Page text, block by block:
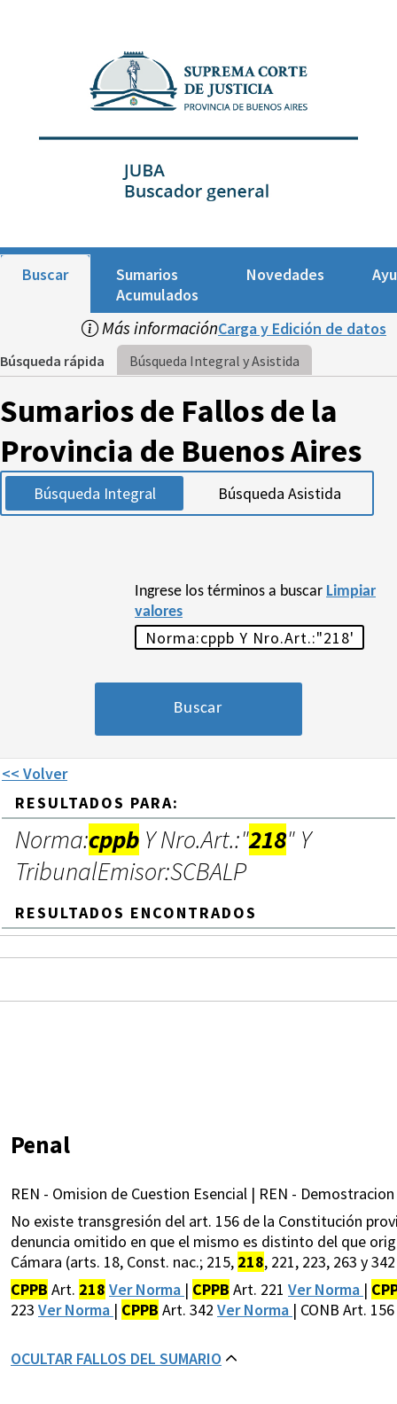
Buscar
Sumarios
Acumulados
Novedades
Más informaciónCarga y Edición de datos
Búsqueda rápida Búsqueda Integral y Asistida
Sumarios de Fallos de la
Provincia de Buenos Aires
Búsqueda Integral Búsqueda Asistida
Ingrese los términos a buscar Limpiar
valores
<< Volver
RESULTADOS PARA:
Norma:cppb Y Nro.Art.:"218" Y
TribunalEmisor:SCBALP
RESULTADOS ENCONTRADOS
Penal
REN - Omision de Cuestion Esencial | REN -
No existe transgresión del art. 156 de la Constitución
denuncia omitido en que el mismo es distinto del que
Cámara (arts. 18, Const. nac.; 215, 218, 221, 223, 263 y
CPPB Art. 218 Ver Norma | CPPB Art. 221 Ver Norma |
223 Ver Norma | CPPB Art. 342 Ver Norma | CONB Art. 156
OCULTAR FALLOS DEL SUMARIO